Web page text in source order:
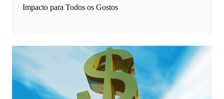
Impacto para Todos os Gostos